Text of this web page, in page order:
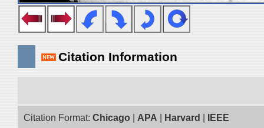
Citation Information
Citation Format: Chicago APA Harvard IEEE